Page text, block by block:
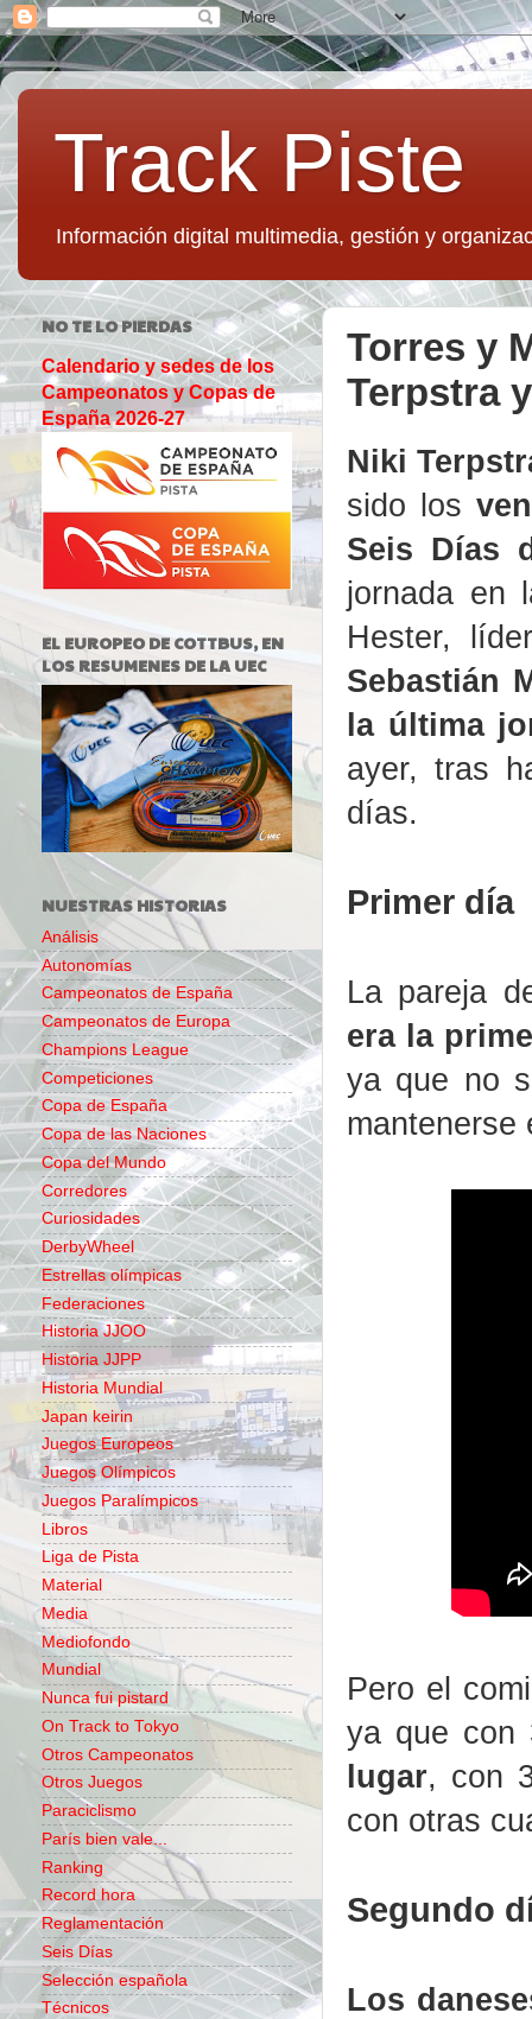
Track Piste
Información digital multimedia, gestión y
Torres y
Terpstra
Niki
sido los
Seis Días
jornada en
Hester,
Sebastián
la última
ayer, tras
días.
Primer día
La pareja
era la
ya que no
mantenerse
Pero el
ya que
lugar, con
con otras
Segundo
Los
NO TE LO PIERDAS
Calendario y sedes de los
Campeonatos y Copas de
España 2026-27
EL EUROPEO DE COTTBUS, EN
LOS RESUMENES DE LA UEC
NUESTRAS HISTORIAS
Análisis
Autonomías
Campeonatos de España
Campeonatos de Europa
Champions League
Competiciones
Copa de España
Copa de las Naciones
Copa del Mundo
Corredores
Curiosidades
DerbyWheel
Estrellas olímpicas
Federaciones
Historia JJOO
Historia JJPP
Historia Mundial
Japan keirin
Juegos Europeos
Juegos Olímpicos
Juegos Paralímpicos
Libros
Liga de Pista
Material
Media
Mediofondo
Mundial
Nunca fui pistard
On Track to Tokyo
Otros Campeonatos
Otros Juegos
Paraciclismo
París bien vale...
Ranking
Record hora
Reglamentación
Seis Días
Selección española
Técnicos